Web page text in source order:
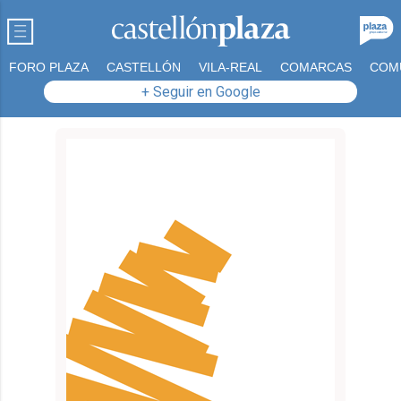
FORO PLAZA CASTELLÓN VILA-REAL COMARCAS
+ Seguir en Google